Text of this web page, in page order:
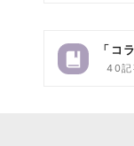
「コ
40記